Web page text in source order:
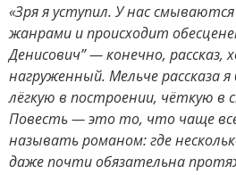
«Зря я уступил. У нас
жанрами и происходит
Денисович” — конечно, рассказ,
нагруженный. Мельче рассказа
лёгкую в построении, чёткую в
Повесть — это то, что чаще
называть романом: где
даже почти обязательна